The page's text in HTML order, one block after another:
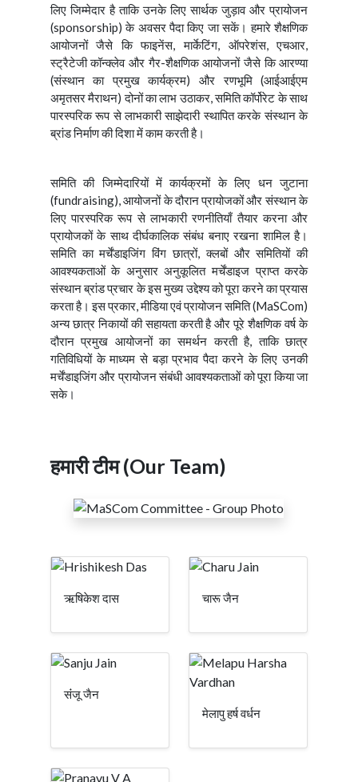
लिए जिम्मेदार है ताकि उनके लिए सार्थक जुड़ाव और प्रायोजन
(sponsorship) के अवसर पैदा किए जा सकें। हमारे शैक्षणिक
आयोजनों जैसे कि फाइनेंस, मार्केटिंग, ऑपरेशंस, एचआर,
स्ट्रैटेजी कॉन्क्लेव और गैर-शैक्षणिक आयोजनों जैसे कि आरण्या
(संस्थान का प्रमुख कार्यक्रम) और रणभूमि (आईआईएम
अमृतसर मैराथन) दोनों का लाभ उठाकर, समिति कॉर्पोरेट के साथ
पारस्परिक रूप से लाभकारी साझेदारी स्थापित करके संस्थान के
ब्रांड निर्माण की दिशा में काम करती है।
समिति की जिम्मेदारियों में कार्यक्रमों के लिए धन जुटाना
(fundraising), आयोजनों के दौरान प्रायोजकों और संस्थान के
लिए पारस्परिक रूप से लाभकारी रणनीतियाँ तैयार करना और
प्रायोजकों के साथ दीर्घकालिक संबंध बनाए रखना शामिल है।
समिति का मर्चेंडाइजिंग विंग छात्रों, क्लबों और समितियों की
आवश्यकताओं के अनुसार अनुकूलित मर्चेंडाइज प्राप्त करके
संस्थान ब्रांड प्रचार के इस मुख्य उद्देश्य को पूरा करने का प्रयास
करता है। इस प्रकार, मीडिया एवं प्रायोजन समिति (MaSCom)
अन्य छात्र निकायों की सहायता करती है और पूरे शैक्षणिक वर्ष के
दौरान प्रमुख आयोजनों का समर्थन करती है, ताकि छात्र
गतिविधियों के माध्यम से बड़ा प्रभाव पैदा करने के लिए उनकी
मर्चेंडाइजिंग और प्रायोजन संबंधी आवश्यकताओं को पूरा किया जा
सके।
हमारी टीम (Our Team)
ऋषिकेश दास चारू जैन
संंजू जैन
मेलापु हर्ष वर्धन